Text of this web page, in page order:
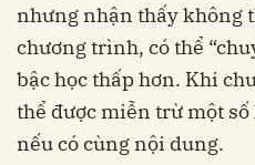
nhưng nhận thấy không
chương trình, có thể
bậc học thấp hơn. Khi
thể được miễn trừ một
nếu có cùng nội dung.